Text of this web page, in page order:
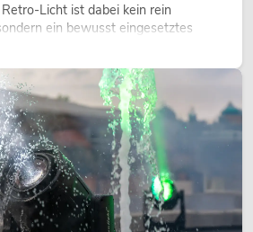
Licht ist dabei kein rein
ein bewusst eingesetztes
Atmosphäre, gibt Szenen